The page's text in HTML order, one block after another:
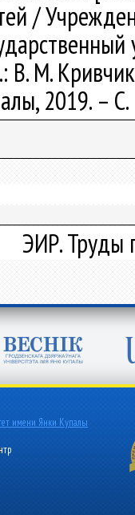
/
В. М.
2019. –
ЭИР. Труды
имени Янки Купалы